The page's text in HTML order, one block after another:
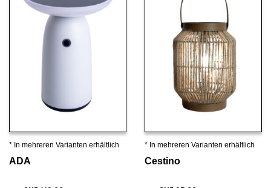
Details ansehen
* In mehreren Varianten erhältlich
ADA
Details ansehen
* In mehreren Varianten erhältlich
Cestino